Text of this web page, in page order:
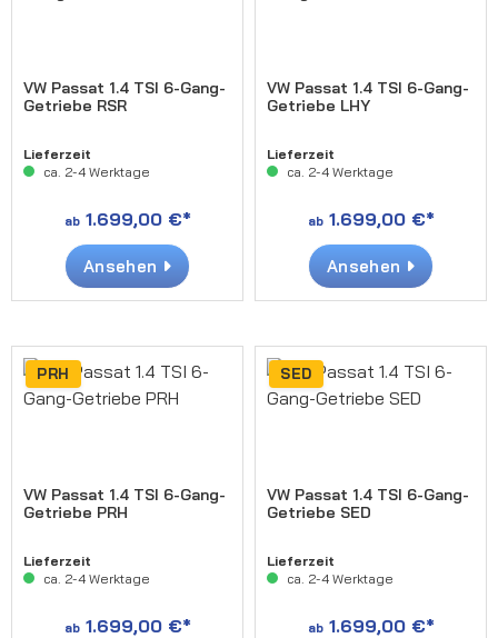
VW Passat 1.4 TSI 6-Gang-
Getriebe RSR
Lieferzeit
ca. 2-4 Werktage
ab1.699,00 €*
Ansehen
VW Passat 1.4 TSI 6-Gang-
Getriebe LHY
Lieferzeit
ca. 2-4 Werktage
ab1.699,00 €*
Ansehen
PRH
VW Passat 1.4 TSI 6-Gang-
Getriebe PRH
Lieferzeit
ca. 2-4 Werktage
ab1.699,00 €*
SED
VW Passat 1.4 TSI 6-Gang-
Getriebe SED
Lieferzeit
ca. 2-4 Werktage
ab1.699,00 €*